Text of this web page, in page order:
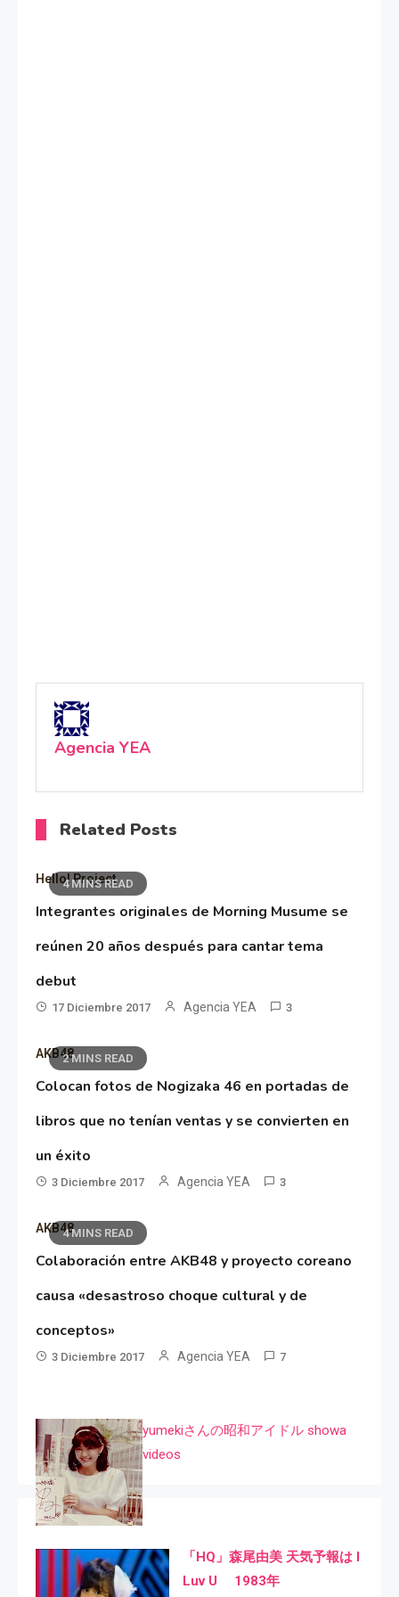
Agencia YEA
Related Posts
4 MINS READ
Hello! Project
Integrantes originales de Morning Musume se
reúnen 20 años después para cantar tema
debut
17 Diciembre 2017 Agencia YEA 3
2 MINS READ
AKB48
Colocan fotos de Nogizaka 46 en portadas de
libros que no tenían ventas y se convierten en
un éxito
3 Diciembre 2017 Agencia YEA 3
4 MINS READ
AKB48
Colaboración entre AKB48 y proyecto coreano
causa «desastroso choque cultural y de
conceptos»
3 Diciembre 2017 Agencia YEA 7
yumekiさんの昭和アイドル showa
videos
「HQ」森尾由美 天気予報は I
Luv U 1983年